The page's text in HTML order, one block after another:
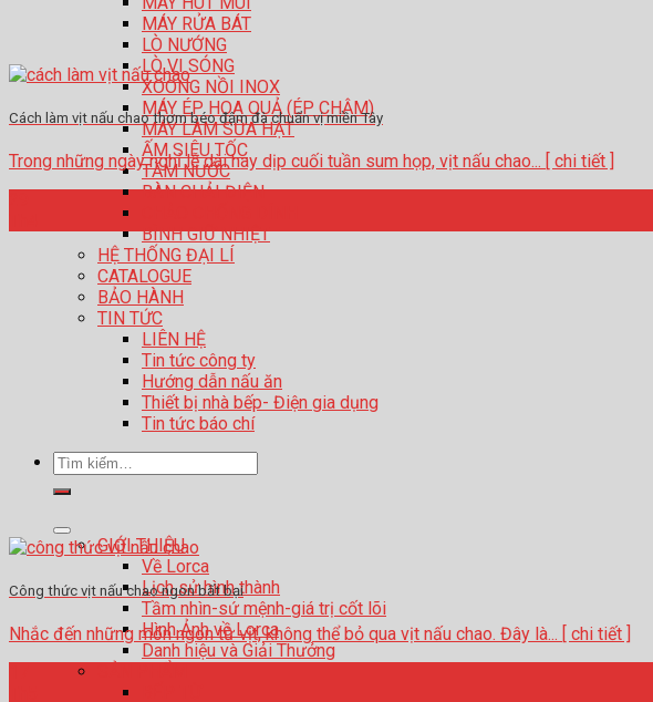
MÁY RỬA BÁT
LÒ NƯỚNG
LÒ VI SÓNG
XOONG NỒI INOX
MÁY ÉP HOA QUẢ (ÉP CHẬM)
MÁY LÀM SỮA HẠT
ẤM SIÊU TỐC
TĂM NƯỚC
BÀN CHẢI ĐIỆN
BÌNH GIỮ NHIỆT
HỆ THỐNG ĐẠI LÍ
CATALOGUE
BẢO HÀNH
TIN TỨC
LIÊN HỆ
Tin tức công ty
Hướng dẫn nấu ăn
Thiết bị nhà bếp- Điện gia dụng
Tin tức báo chí
Tìm
kiếm:
GIỚI THIỆU
Về Lorca
Lịch sử hình thành
Tầm nhìn-sứ mệnh-giá trị cốt lõi
Hình Ảnh về Lorca
Danh hiệu và Giải Thưởng
Cách làm vịt nấu chao thơm béo đậm đà chuẩn vị miền Tây
Trong những ngày nghỉ lễ dài hay dịp cuối tuần sum họp, vịt nấu chao... [ chi tiết ]
Công thức vịt nấu chao ngon bất bại
Nhắc đến những món ngon từ vịt, không thể bỏ qua vịt nấu chao. Đây là... [ chi tiết ]